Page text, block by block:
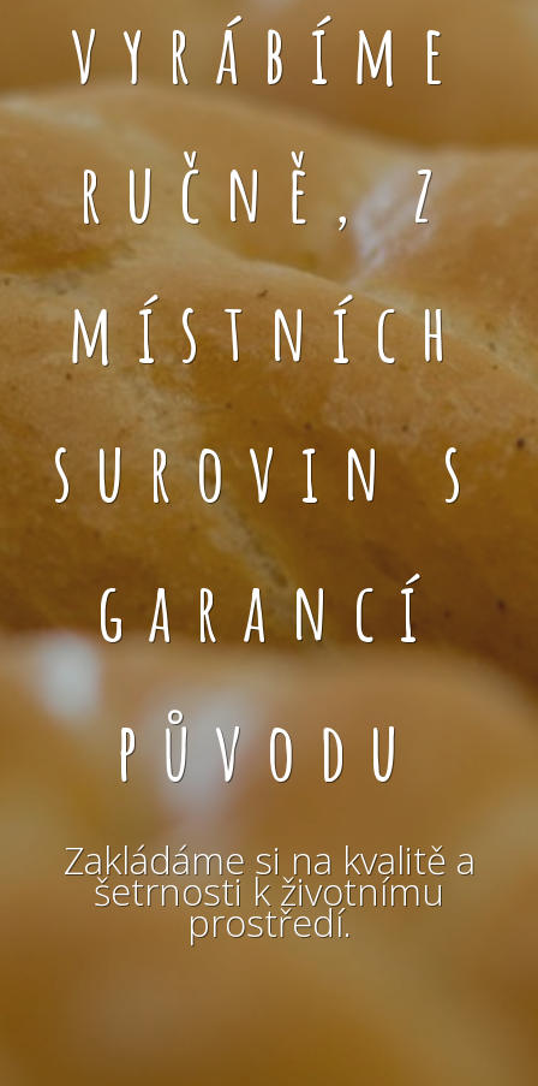
vyrábíme
ručně, z
místních
surovin s
garancí
původu
Zakládáme si na kvalitě a
šetrnosti k životnímu
prostředí.